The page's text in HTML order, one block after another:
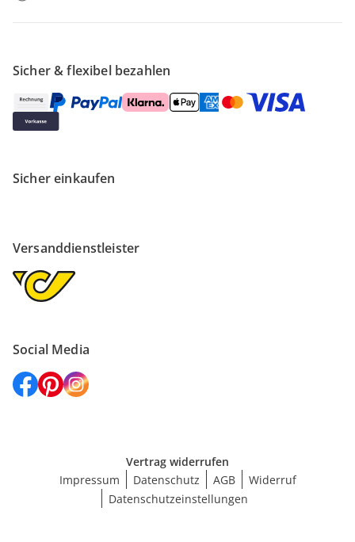
Sicher & flexibel bezahlen
Sicher einkaufen
Versanddienstleister
Social Media
Vertrag widerrufen
Impressum
Datenschutz AGB
Widerruf
Datenschutzeinstellungen